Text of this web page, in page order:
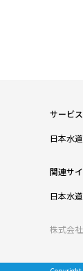
サービス
日本水
関連サ
日本水
株式会